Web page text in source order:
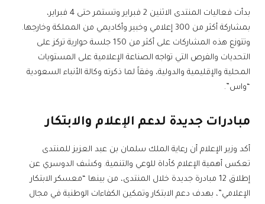
بدأت فعاليات المنتدى الاثنين 2 فبراير وتستمر حتى 4 فبراير،
بمشاركة أكثر من 300 إعلامي وخبير وأكاديمي من المملكة وخارجها.
وتتوزع هذه المشاركات على أكثر من 150 جلسة حوارية تركز على
التحديات والفرص التي تواجه الصناعة الإعلامية على المستويات
المحلية والإقليمية والدولية، وفقاً لما ذكرته وكالة الأنباء السعودية
“واس”.
مبادرات جديدة لدعم الإعلام والابتكار
أكد وزير الإعلام أن رعاية الملك سلمان بن عبد العزيز للمنتدى
تعكس أهمية الإعلام كأداة للوعي والتنمية. وكشف الدوسري عن
إطلاق 12 مبادرة جديدة خلال المنتدى، من بينها “معسكر الابتكار
الإعلامي”، بهدف دعم الابتكار وتمكين الكفاءات الوطنية في مجال